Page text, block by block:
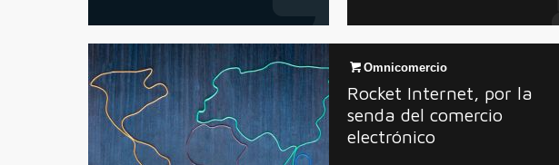
Omnicomercio
Rocket Internet, por la
senda del comercio
electrónico